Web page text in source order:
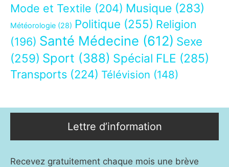
Mode et Textile (204) Musique (283)
Météorologie (28) Politique (255) Religion
(196) Santé Médecine (612) Sexe
(259) Sport (388) Spécial FLE (285)
Transports (224) Télévision (148)
Lettre d’information
Recevez gratuitement chaque mois une brève